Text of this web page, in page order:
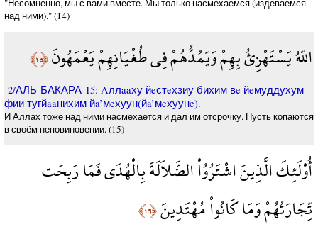
"Несомненно, мы с вами вместе. Мы только насмехаемся (издеваемся
над ними)." (14)
اللّهُ يَسْتَهْزِئُ بِهِمْ وَيَمُدُّهُمْ فِي طُغْيَانِهِمْ يَعْمَهُونَ﴿١٥﴾
2/АЛЬ-БАКАРА-15: Aллaaху йeстeхзиу бихим вe йeмуддухум
фии тугйaaнихим йa’мeхуун(йa’мeхуунe).
И Аллах тоже над ними насмехается и дал им отсрочку. Пусть копаются
в своём неповиновении. (15)
أُوْلَئِكَ الَّذِينَ اشْتَرُوُاْ الضَّلاَلَةَ بِالْهُدَى فَمَا رَبِحَت
تِّجَارَتُهُمْ وَمَا كَانُواْ مُهْتَدِينَ﴿١٦﴾